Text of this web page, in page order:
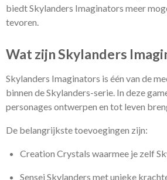
biedt Skylanders Imaginators meer
tevoren.
Wat zijn Skylanders
Skylanders Imaginators is één van de
binnen de Skylanders-serie. In deze
personages ontwerpen en tot leven
De belangrijkste toevoegingen zijn:
Creation Crystals waarmee je zelf
Sensei Skylanders met unieke